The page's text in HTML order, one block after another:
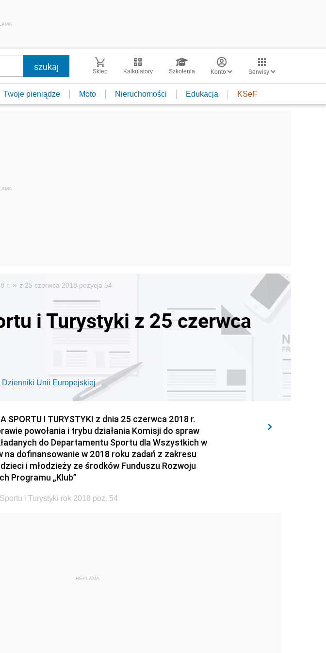
Sklep Kalkulatory Szkolenia Konto Serwisy
Twoje pieniądze Moto Nieruchomości Edukacja KSeF
r. » z 25 czerwca 2018 pozycja 54
i Turystyki z 25 czerwca
Dzienniki Unii Europejskiej
SPORTU I TURYSTYKI z dnia 25 czerwca 2018 r.
powołania i trybu działania Komisji do spraw
do Departamentu Sportu dla Wszystkich w
na dofinansowanie w 2018 roku zadań z zakresu
i młodzieży ze środków Funduszu Rozwoju
Programu „Klub”
i Turystyki rok 2018 poz. 54
REKLAMA